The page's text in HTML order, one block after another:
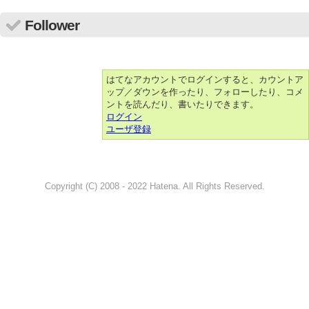
Follower
はてなアカウントでログインすると、カウントア
ップ／ダウンを作ったり、フォローしたり、コメ
ントを読んだり、書いたりできます。
ログイン
ユーザ登録
Copyright (C) 2008 - 2022 Hatena. All Rights Reserved.